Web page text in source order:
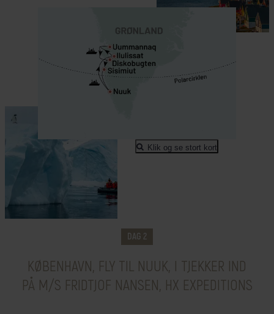
København
Clarion Hotel Copenhagen Airport
SE HOTEL
Klik og se stort kort
DAG 2
KØBENHAVN, FLY TIL NUUK, I TJEKKER IND
PÅ M/S FRIDTJOF NANSEN, HX EXPEDITIONS